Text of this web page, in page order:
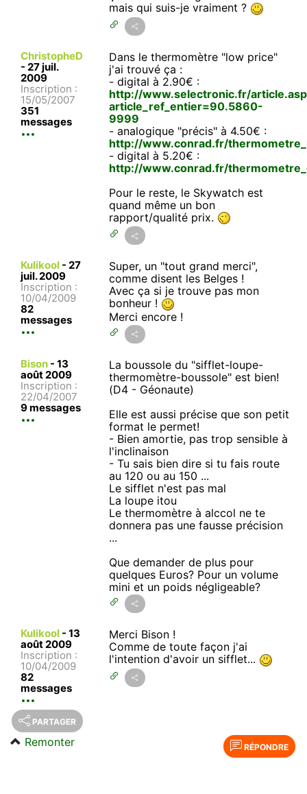
mais qui suis-je vraiment ?
ChristopheD
- 27 juil.
2009
Inscription :
15/05/2007
351
messages
Dans le thermomètre "low price"
j'ai trouvé ça :
- digital à 2.90€ :
http://www.selectronic.fr/
article_ref_entier=90.5860-
9999
- analogique "précis" à 4.50€ :
http://www.conrad.fr/
- digital à 5.20€ :
http://www.conrad.fr/
Pour le reste, le Skywatch est
quand même un bon
rapport/qualité prix.
Kulikool - 27
juil. 2009
Inscription :
10/04/2009
82
messages
Super, un "tout grand merci",
comme disent les Belges !
Avec ça si je trouve pas mon
bonheur !
Merci encore !
Bison - 13
août 2009
Inscription :
22/04/2007
9 messages
La boussole du "sifflet-loupe-
thermomètre-boussole" est bien!
(D4 - Géonaute)
Elle est aussi précise que son petit
format le permet!
- Bien amortie, pas trop sensible à
l'inclinaison
- Tu sais bien dire si tu fais route
au 120 ou au 150 ...
Le sifflet n'est pas mal
La loupe itou
Le thermomètre à alccol ne te
donnera pas une fausse précision
...
Que demander de plus pour
quelques Euros? Pour un volume
mini et un poids négligeable?
Kulikool - 13
août 2009
Inscription :
10/04/2009
82
messages
Merci Bison !
Comme de toute façon j'ai
l'intention d'avoir un sifflet...
PARTAGER
RÉPONDRE
Remonter